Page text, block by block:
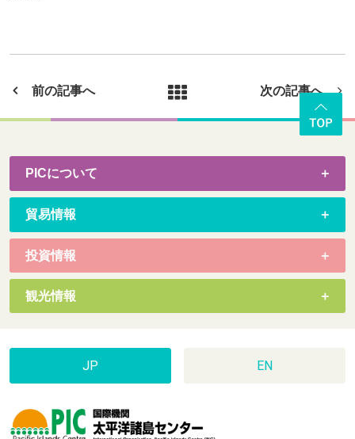
前の記事へ 次の記事へ
PICについて
貿易情報
投資情報
観光情報
JP EN